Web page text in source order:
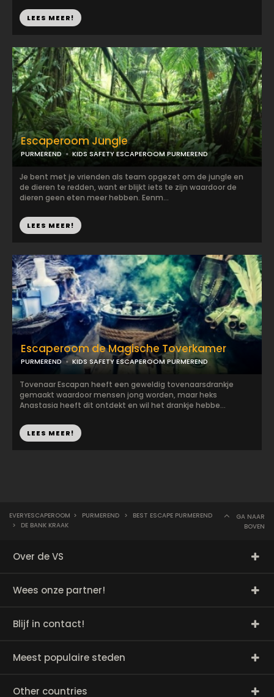
Escaperoom Jungle
PURMEREND KIDS SAFETY ESCAPEROOM PURMEREND
Je bent met je vrienden als team opgezet om de jungle en
de dieren te redden, want er blijkt iets te zijn waardoor de
dieren geen eten meer hebben. Eenm...
LEES MEER!
Escaperoom de Magische Toverkamer
PURMEREND KIDS SAFETY ESCAPEROOM PURMEREND
Tovenaar Escapan heeft een geweldig tovenaarsdrankje
gemaakt waardoor mensen jong worden, maar heks
Anastasia heeft dit ontdekt en wil het drankje hebbe...
LEES MEER!
LEES MEER!
EVERYESCAPEROOM > PURMEREND >
BEST ESCAPE PURMEREND
>
DE BANK KRAAK
GA NAAR
BOVEN
Over de VS
Wees onze partner!
Blijf in contact!
Meest populaire steden
Other countries